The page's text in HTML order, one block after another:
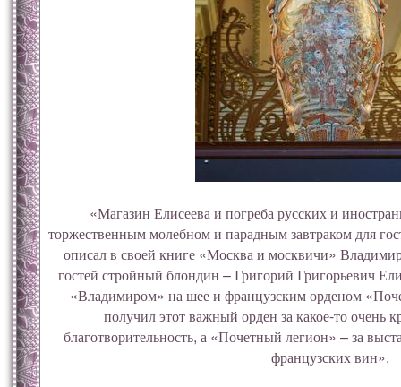
«Магазин Елисеева и погреба русских и
торжественным молебном и парадным завтраком для
описал в своей книге «Москва и москвичи»
гостей стройный блондин – Григорий Григорьевич
«Владимиром» на шее и французским орденом
получил этот важный орден за какое-то очень
благотворительность, а «Почетный легион» – за
французских вин».